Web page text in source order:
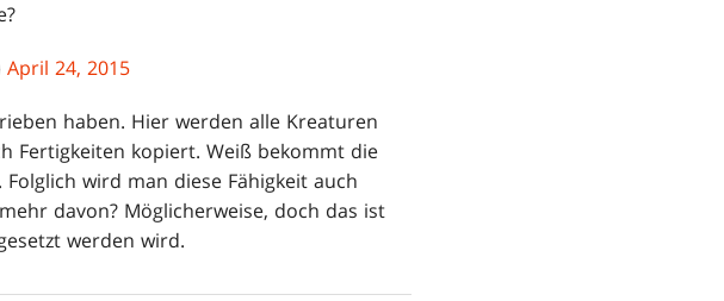
April 24, 2015
haben. Hier werden alle Kreaturen
Fertigkeiten kopiert. Weiß bekommt die
Folglich wird man diese Fähigkeit auch
davon? Möglicherweise, doch das ist
werden wird.